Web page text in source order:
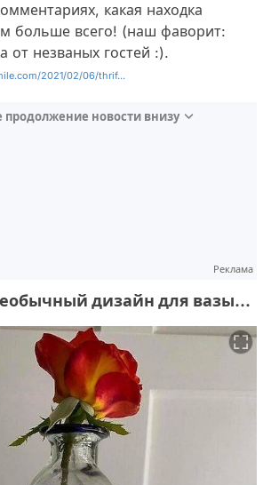
какая находка
больше всего! (наш фаворит:
от незваных гостей :).
2021/02/06/thrif...
продолжение новости внизу
Реклама
дизайн для вазы...